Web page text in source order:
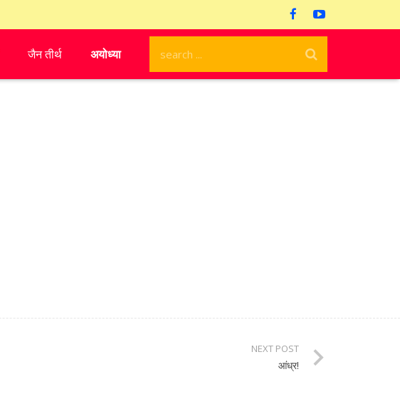
जैन तीर्थ अयोध्या
NEXT POST
आंध्र!